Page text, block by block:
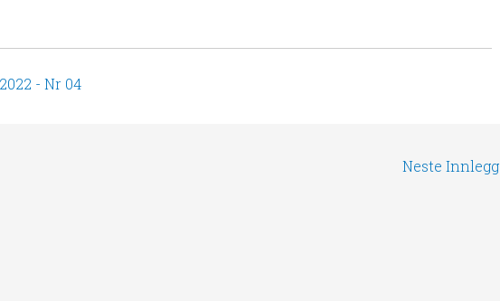
- Nr 04
Neste Innlegg